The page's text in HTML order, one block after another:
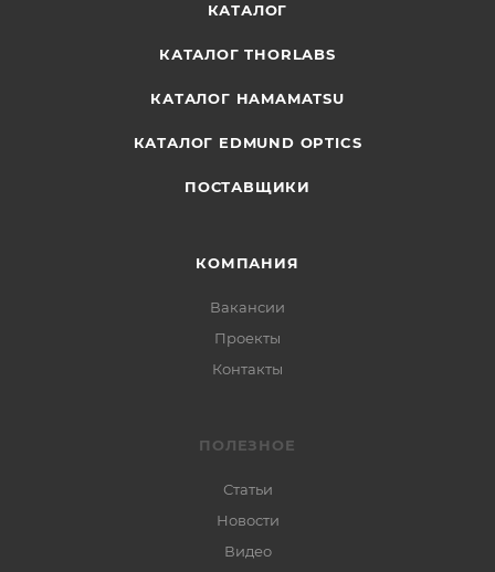
КАТАЛОГ
КАТАЛОГ THORLABS
КАТАЛОГ HAMAMATSU
КАТАЛОГ EDMUND OPTICS
ПОСТАВЩИКИ
КОМПАНИЯ
Вакансии
Проекты
Контакты
ПОЛЕЗНОЕ
Статьи
Новости
Видео